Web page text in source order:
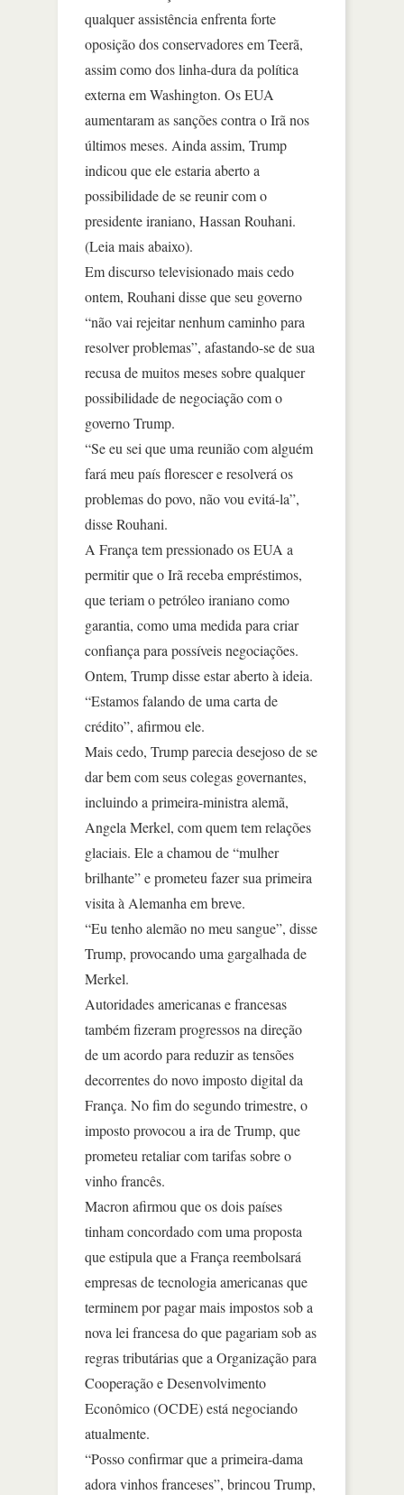
qualquer assistência enfrenta forte
oposição dos conservadores em Teerã,
assim como dos linha-dura da política
externa em Washington. Os EUA
aumentaram as sanções contra o Irã nos
últimos meses. Ainda assim, Trump
indicou que ele estaria aberto a
possibilidade de se reunir com o
presidente iraniano, Hassan Rouhani.
(Leia mais abaixo).
Em discurso televisionado mais cedo
ontem, Rouhani disse que seu governo
“não vai rejeitar nenhum caminho para
resolver problemas”, afastando-se de sua
recusa de muitos meses sobre qualquer
possibilidade de negociação com o
governo Trump.
“Se eu sei que uma reunião com alguém
fará meu país florescer e resolverá os
problemas do povo, não vou evitá-la”,
disse Rouhani.
A França tem pressionado os EUA a
permitir que o Irã receba empréstimos,
que teriam o petróleo iraniano como
garantia, como uma medida para criar
confiança para possíveis negociações.
Ontem, Trump disse estar aberto à ideia.
“Estamos falando de uma carta de
crédito”, afirmou ele.
Mais cedo, Trump parecia desejoso de se
dar bem com seus colegas governantes,
incluindo a primeira-ministra alemã,
Angela Merkel, com quem tem relações
glaciais. Ele a chamou de “mulher
brilhante” e prometeu fazer sua primeira
visita à Alemanha em breve.
“Eu tenho alemão no meu sangue”, disse
Trump, provocando uma gargalhada de
Merkel.
Autoridades americanas e francesas
também fizeram progressos na direção
de um acordo para reduzir as tensões
decorrentes do novo imposto digital da
França. No fim do segundo trimestre, o
imposto provocou a ira de Trump, que
prometeu retaliar com tarifas sobre o
vinho francês.
Macron afirmou que os dois países
tinham concordado com uma proposta
que estipula que a França reembolsará
empresas de tecnologia americanas que
terminem por pagar mais impostos sob a
nova lei francesa do que pagariam sob as
regras tributárias que a Organização para
Cooperação e Desenvolvimento
Econômico (OCDE) está negociando
atualmente.
“Posso confirmar que a primeira-dama
adora vinhos franceses”, brincou Trump,